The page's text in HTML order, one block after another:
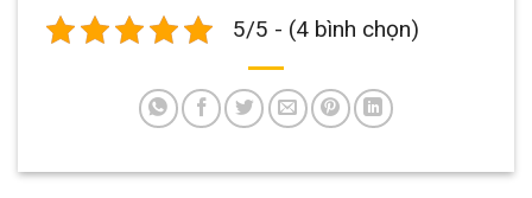
5/5 - (4 bình chọn)